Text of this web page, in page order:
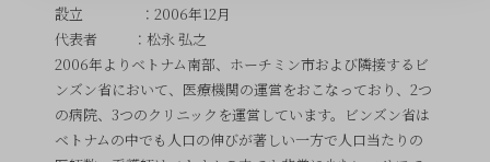
設立 ：2006年12月
代表者 ：松永 弘之
2006年よりベトナム南部、ホーチミン市および隣接するビ
ンズン省において、医療機関の運営をおこなっており、2つ
の病院、3つのクリニックを運営しています。ビンズン省は
ベトナムの中でも人口の伸びが著しい一方で人口当たりの